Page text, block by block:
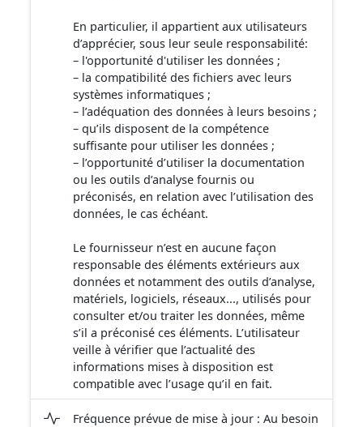
En particulier, il appartient aux utilisateurs
d’apprécier, sous leur seule responsabilité:
– l'opportunité d'utiliser les données ;
– la compatibilité des fichiers avec leurs
systèmes informatiques ;
– l’adéquation des données à leurs besoins ;
– qu’ils disposent de la compétence
suffisante pour utiliser les données ;
– l’opportunité d’utiliser la documentation
ou les outils d’analyse fournis ou
préconisés, en relation avec l’utilisation des
données, le cas échéant.
Le fournisseur n’est en aucune façon
responsable des éléments extérieurs aux
données et notamment des outils d’analyse,
matériels, logiciels, réseaux..., utilisés pour
consulter et/ou traiter les données, même
s’il a préconisé ces éléments. L’utilisateur
veille à vérifier que l’actualité des
informations mises à disposition est
compatible avec l’usage qu’il en fait.
Fréquence prévue de mise à jour : Au besoin